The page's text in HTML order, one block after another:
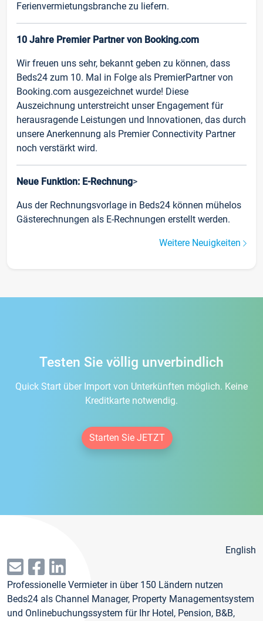
Ferienvermietungsbranche zu liefern.
10 Jahre Premier Partner von Booking.com
Wir freuen uns sehr, bekannt geben zu können, dass
Beds24 zum 10. Mal in Folge als PremierPartner von
Booking.com ausgezeichnet wurde! Diese
Auszeichnung unterstreicht unser Engagement für
herausragende Leistungen und Innovationen, das durch
unsere Anerkennung als Premier Connectivity Partner
noch verstärkt wird.
Neue Funktion: E-Rechnung>
Aus der Rechnungsvorlage in Beds24 können mühelos
Gästerechnungen als E-Rechnungen erstellt werden.
Weitere Neuigkeiten
Testen Sie völlig unverbindlich
Quick Start über Import von Unterkünften möglich. Keine
Kreditkarte notwendig.
Starten Sie JETZT
English
Professionelle Vermieter in über 150 Ländern nutzen
Beds24 als Channel Manager, Property Managementsystem
und Onlinebuchungssystem für Ihr Hotel, Pension, B&B,